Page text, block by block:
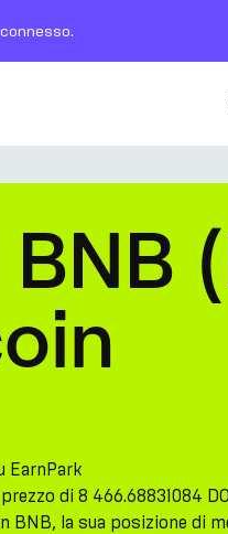
EarnPark
di 8 466.68831084
BNB, la sua posizione di